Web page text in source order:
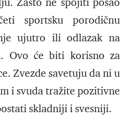
sportsku porodičnu
ujutro ili odlazak na
Ovo će biti korisno za
Zvezde savetuju da ni u
i svuda tražite pozitivne
skladniji i svesniji.